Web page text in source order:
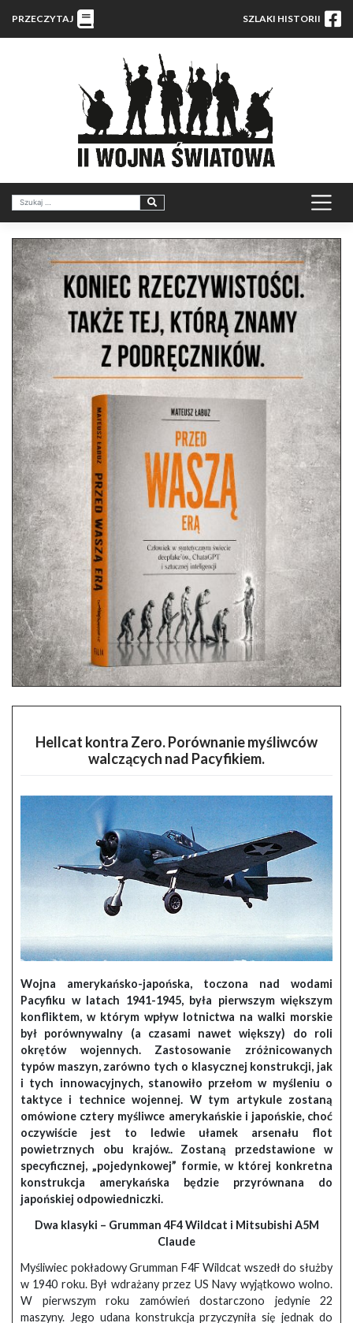
PRZECZYTAJ SZLAKI HISTORII
Hellcat kontra Zero. Porównanie myśliwców
walczących nad Pacyfikiem.
Wojna amerykańsko-japońska, toczona nad wodami
Pacyfiku w latach 1941-1945, była pierwszym większym
konfliktem, w którym wpływ lotnictwa na walki morskie
był porównywalny (a czasami nawet większy) do roli
okrętów wojennych. Zastosowanie zróżnicowanych
typów maszyn, zarówno tych o klasycznej konstrukcji, jak
i tych innowacyjnych, stanowiło przełom w myśleniu o
taktyce i technice wojennej. W tym artykule zostaną
omówione cztery myśliwce amerykańskie i japońskie, choć
oczywiście jest to ledwie ułamek arsenału flot
powietrznych obu krajów.. Zostaną przedstawione w
specyficznej, „pojedynkowej” formie, w której konkretna
konstrukcja amerykańska będzie przyrównana do
japońskiej odpowiedniczki.
Dwa klasyki – Grumman 4F4 Wildcat i Mitsubishi A5M
Claude
Myśliwiec pokładowy Grumman F4F Wildcat wszedł do służby
w 1940 roku. Był wdrażany przez US Navy wyjątkowo wolno.
W pierwszym roku zamówień dostarczono jedynie 22
maszyny. Jego udana konstrukcja przyczyniła się jednak do